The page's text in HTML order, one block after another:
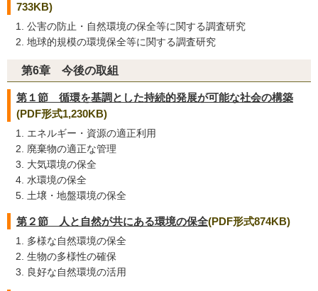
733KB)
公害の防止・自然環境の保全等に関する調査研究
地球的規模の環境保全等に関する調査研究
第6章 今後の取組
第１節 循環を基調とした持続的発展が可能な社会の構築
(PDF形式1,230KB)
エネルギー・資源の適正利用
廃棄物の適正な管理
大気環境の保全
水環境の保全
土壌・地盤環境の保全
第２節 人と自然が共にある環境の保全(PDF形式874KB)
多様な自然環境の保全
生物の多様性の確保
良好な自然環境の活用